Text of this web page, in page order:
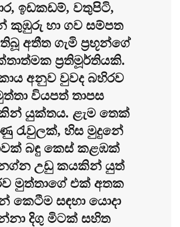
ඉඩකඩම්, වතුපිටි,
කුඹුරු හා ගව සම්පත
අතීත ගැමි ප්‍රභූන්ගේ
ප්‍රතිමූර්තියකි.
අනුව වුවද බහිරව
වියපත් තාපස
යුක්තය. ළැම තෙක්
රැවුලක්, හිස මුදුනේ
බඳු කෙස් කළඹක්
උඩු කයකින් යුත්
මුත්තාගේ එක් අතක
කෙටීම සඳහා යොදා
දිගු මිටක් සහිත